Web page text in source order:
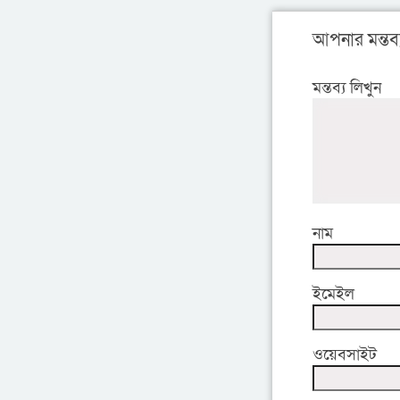
আপনার
মন্তব্য লিখুন
নাম
ইমেইল
ওয়েবসাইট